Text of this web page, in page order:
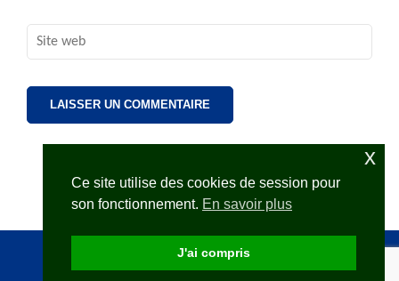
Site
web
2FOPEN avecRara ThemesPropulsé parWordPress.
Ce site utilise des cookies de session pour
son fonctionnement. En savoir plus
J'ai compris
x